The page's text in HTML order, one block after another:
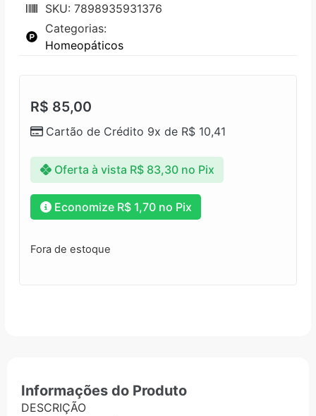
SKU: 7898935931376
Categorias:
Homeopáticos
R$ 85,00
Cartão de Crédito 9x de R$ 10,41
Oferta à vista R$83,30 no Pix
Economize R$1,70no Pix
Fora de estoque
Informações do Produto
DESCRIÇÃO